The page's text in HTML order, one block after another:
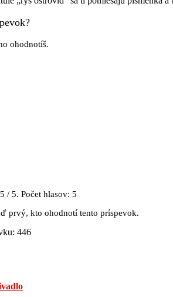
ohodnotíš.
5 / 5. Počet hlasov: 5
prvý, kto ohodnotí tento príspevok.
446